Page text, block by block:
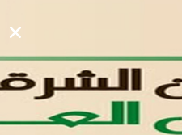
القوائم
لوحه التحكم
اتصل بنا